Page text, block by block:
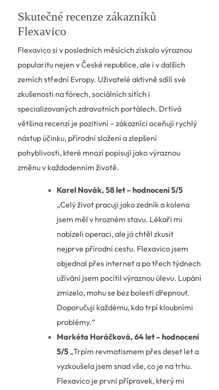
Skutečné recenze zákazníků
Flexavico
Flexavico si v posledních měsících získalo výraznou
popularitu nejen v České republice, ale i v dalších
zemích střední Evropy. Uživatelé aktivně sdílí své
zkušenosti na fórech, sociálních sítích i
specializovaných zdravotních portálech. Drtivá
většina recenzí je pozitivní – zákazníci oceňují rychlý
nástup účinku, přírodní složení a zlepšení
pohyblivosti, které mnozí popisují jako výraznou
změnu v každodenním životě.
Karel Novák, 58 let – hodnocení 5/5
„Celý život pracuji jako zedník a kolena
jsem měl v hrozném stavu. Lékaři mi
nabízeli operaci, ale já chtěl zkusit
nejprve přírodní cestu. Flexavico jsem
objednal přes internet a po třech týdnech
užívání jsem pocítil výraznou úlevu. Lupání
zmizelo, mohu se bez bolestí dřepnout.
Doporučuji každému, kdo trpí kloubními
problémy.“
Markéta Horáčková, 64 let – hodnocení
5/5 „Trpím revmatismem přes deset let a
vyzkoušela jsem snad vše, co je na trhu.
Flexavico je první přípravek, který mi